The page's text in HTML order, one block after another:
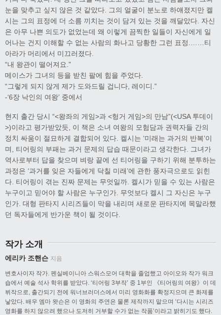
눈을 맞추고 싶지 않은 것 같았다. 그의 얼굴이 분노로 하얘졌지만 켈
시는 그의 표정에 더 소름 끼치는 것이 담겨 있는 것을 깨달았다. 자신
은 아무 나쁜 의도가 없었는데 왜 이렇게 끔찍한 일들이 자신에게 일
어나는 건지 이해할 수 없는 사람의 화나고 당황한 그런 표정.……티
아라가 머리에서 미끄러졌다.
“내 왕관이 떨어져요.”
메이스가 그녀의 등을 받친 팔에 힘을 주었다.
“그렇게 되지 않게 제가 도와드릴 겁니다, 레이디.”
-‘6장 낙인의 여왕’ 중에서
현지 출간 당시 “<왕좌의 게임>과 <헝거 게임>의 만남”(<USA 투데이
>)이라고 평가받았듯, 이 책은 소녀 여왕의 모험담과 권력자들 간의
정치 싸움이 절묘하게 결합되어 있다. 켈시는 ‘미래는 과거의 반복’이
며, 티어링의 부패는 과거 문제의 답습 때문이라고 생각한다. 그녀가
역사로부터 답을 찾으며 벼랑 끝에 선 티어링을 구하기 위해 분투하는
과정은 ‘과거를 잊은 자들에게 닥칠 미래’에 관한 풍자극으로도 읽힌
다. 티어링이 겪는 진짜 문제는 무엇일까. 켈시가 믿을 수 있는 사람은
누구이고 믿어야 할 사람은 누구인가. 무엇보다 켈시 그 자신은 누구
인가. 대형 판타지 시리즈들이 막을 내리며 새로운 판타지에 목말라했
던 독자들에게 반가운 책이 될 것이다.
작가 소개
에리카 조핸슨 지음
변호사이자 작가. 펜실베이니아 스워스모어 대학을 졸업했고 아이오와 작가 워크
숍에서 예술 석사 학위를 받았다. ‘티어링 3부작’ 중 1부인 《티어링의 여왕》이 데
뷔작으로, 출간되기 전에 워너브러더스에서 미리 영화화를 확정지으며 큰 화제를
낳았다. 배우 엠마 왓슨은 이 영화의 주연은 물론 제작까지 맡으며 ‘다시는 시리즈
영화를 하지 않으려 했으나 도저히 거부할 수가 없는 작품’이라고 밝히기도 했다.